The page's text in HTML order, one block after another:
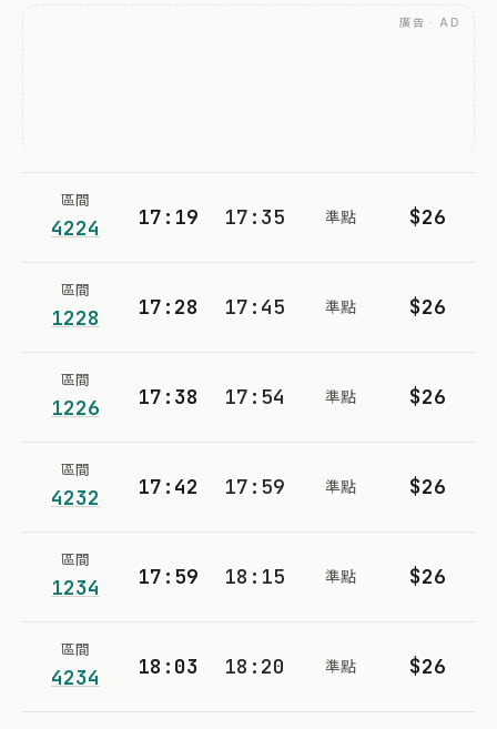
廣告 · AD
區間
4224 17:19 17:35 準點 $26
區間
1228 17:28 17:45 準點 $26
區間
1226 17:38 17:54 準點 $26
區間
4232 17:42 17:59 準點 $26
區間
1234 17:59 18:15 準點 $26
區間
4234 18:03 18:20 準點 $26